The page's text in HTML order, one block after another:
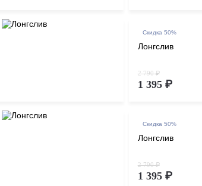
Скидка 50%
Лонгслив
2 790 ₽
1 395 ₽
Скидка 50%
Лонгслив
2 790 ₽
1 395 ₽